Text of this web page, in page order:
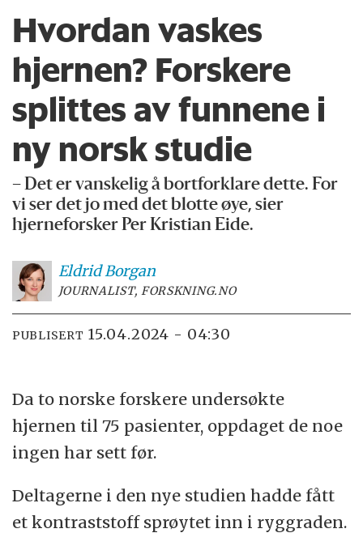
Hvordan vaskes
hjernen? Forskere
splittes av funnene i
ny norsk studie
– Det er vanskelig å bortforklare dette. For
vi ser det jo med det blotte øye, sier
hjerneforsker Per Kristian Eide.
EldridBorgan
JOURNALIST, FORSKNING.NO
PUBLISERT 15.04.2024 - 04:30
Da to norske forskere undersøkte
hjernen til 75 pasienter, oppdaget de noe
ingen har sett før.
Deltagerne i den nye studien hadde fått
et kontraststoff sprøytet inn i ryggraden.